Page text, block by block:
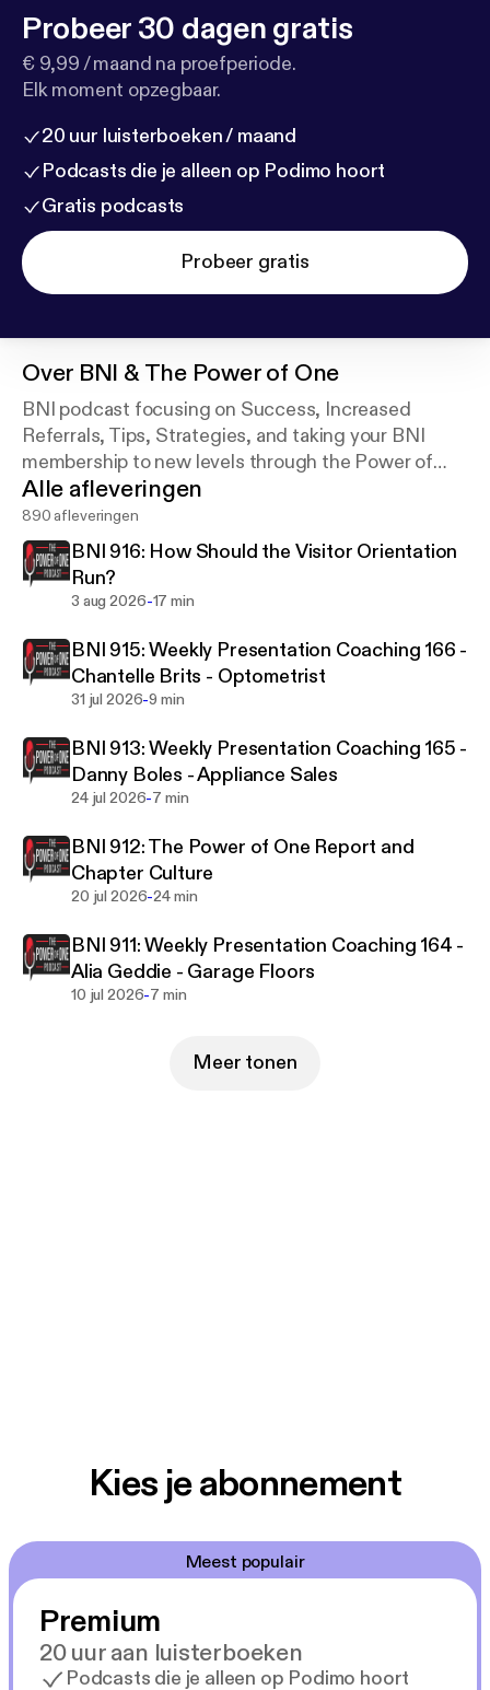
Probeer 30 dagen gratis
€ 9,99 / maand na proefperiode.
Elk moment opzegbaar.
20 uur luisterboeken / maand
Podcasts die je alleen op Podimo hoort
Gratis podcasts
Probeer gratis
Over BNI & The Power of One
BNI podcast focusing on Success, Increased
Referrals, Tips, Strategies, and taking your BNI
membership to new levels through the Power of
One!
Alle afleveringen
890 afleveringen
BNI 916: How Should the Visitor Orientation
Run?
3 aug 2026-17 min
BNI 915: Weekly Presentation Coaching 166 -
Chantelle Brits - Optometrist
31 jul 2026-9 min
BNI 913: Weekly Presentation Coaching 165 -
Danny Boles - Appliance Sales
24 jul 2026-7 min
BNI 912: The Power of One Report and
Chapter Culture
20 jul 2026-24 min
BNI 911: Weekly Presentation Coaching 164 -
Alia Geddie - Garage Floors
10 jul 2026-7 min
Meer tonen
Kies je abonnement
Meest populair
Premium
20 uur aan luisterboeken
Podcasts die je alleen op Podimo hoort